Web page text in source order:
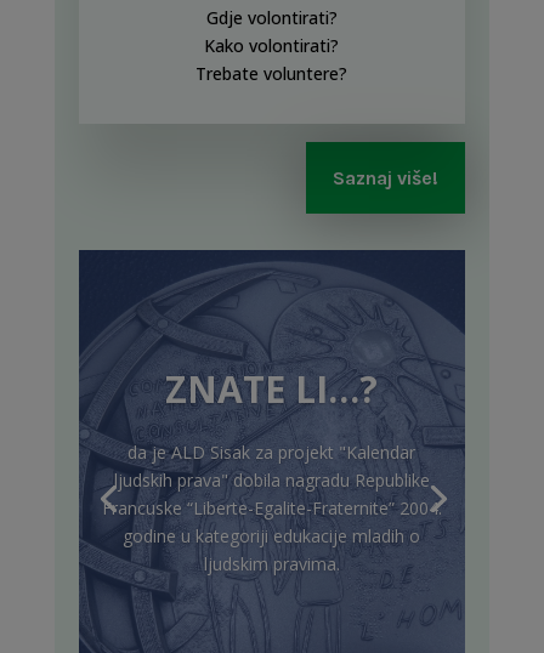
Gdje volontirati?
Kako volontirati?
Trebate voluntere?
Saznaj više!
ZNATE LI…?
da je ALD Sisak za projekt "Kalendar
ljudskih prava" dobila nagradu Republike
Francuske “Liberte-Egalite-Fraternite” 2004.
godine u kategoriji edukacije mladih o
ljudskim pravima.